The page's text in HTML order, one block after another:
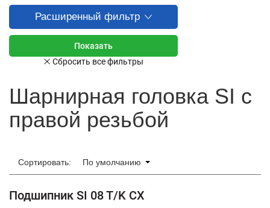
Расширенный фильтр
Шарнирная головка SI с
правой резьбой
Сортировать: По умолчанию
Подшипник SI 08 T/K CX